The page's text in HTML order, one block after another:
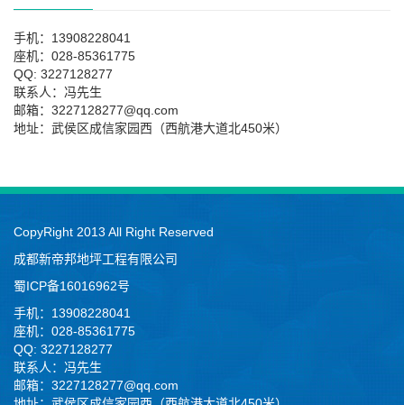
手机：13908228041
座机：028-85361775
QQ: 3227128277
联系人：冯先生
邮箱：3227128277@qq.com
地址：武侯区成信家园西（西航港大道北450米）
CopyRight 2013 All Right Reserved
成都新帝邦地坪工程有限公司
蜀ICP备16016962号
手机：13908228041
座机：028-85361775
QQ: 3227128277
联系人：冯先生
邮箱：3227128277@qq.com